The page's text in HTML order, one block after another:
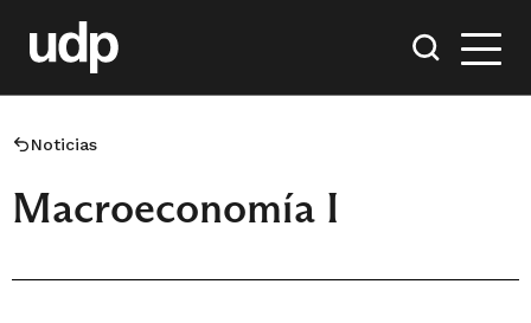
Noticias
Macroeconomía I